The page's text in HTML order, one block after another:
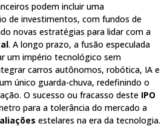
podem incluir uma
de investimentos, com fundos de
novas estratégias para lidar com a
. A longo prazo, a fusão especulada
um império tecnológico sem
carros autônomos, robótica, IA e
único guarda-chuva, redefinindo o
O sucesso ou fracasso deste IPO
para a tolerância do mercado a
estelares na era da tecnologia.